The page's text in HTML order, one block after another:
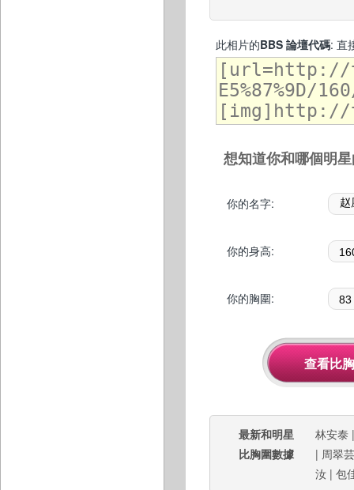
此相片的BBS 論壇代碼: 直
想知道你和哪個明
你的名字:
你的身高:
你的胸圍:
最新和明星
比胸圍數據
林安泰
| 周翠芸
汝 | 包